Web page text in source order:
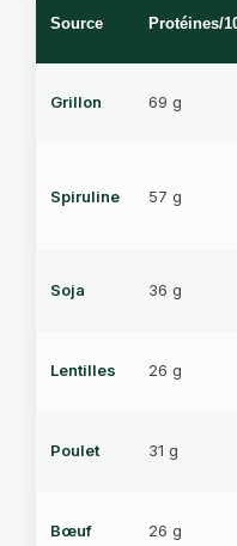
Source Protéines/
Grillon 69 g
Spiruline 57 g
Soja 36 g
Lentilles 26 g
Poulet 31 g
Bœuf 26 g